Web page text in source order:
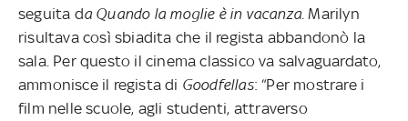
seguita da Quando la moglie è in vacanza. Marilyn
risultava così sbiadita che il regista abbandonò la
sala. Per questo il cinema classico va salvaguardato,
ammonisce il regista di Goodfellas: “Per mostrare i
film nelle scuole, agli studenti, attraverso